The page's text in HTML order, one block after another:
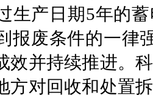
生产日期5年的
报废条件的一律
效并持续推进。
方对回收和处置